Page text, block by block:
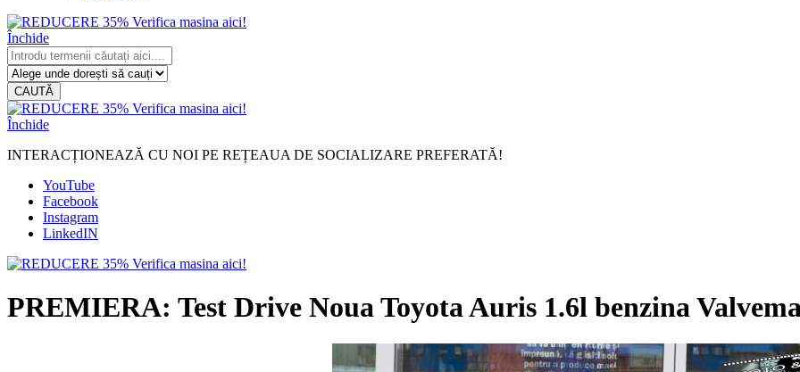
Închide
CAUTĂ
Închide
INTERACȚIONEAZĂ CU NOI PE REȚEAUA DE SOCIALIZARE PREFERATĂ!
YouTube
Facebook
Instagram
LinkedIN
PREMIERA: Test Drive Noua Toyota Auris 1.6l benzina